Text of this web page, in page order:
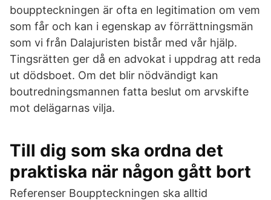
bouppteckningen är ofta en legitimation om vem
som får och kan i egenskap av förrättningsmän
som vi från Dalajuristen bistår med vår hjälp.
Tingsrätten ger då en advokat i uppdrag att reda
ut dödsboet. Om det blir nödvändigt kan
boutredningsmannen fatta beslut om arvskifte
mot delägarnas vilja.
Till dig som ska ordna det
praktiska när någon gått bort
Referenser Bouppteckningen ska alltid